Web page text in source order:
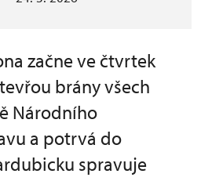
začne ve čtvrtek
brány všech
Národního
a potrvá do
spravuje